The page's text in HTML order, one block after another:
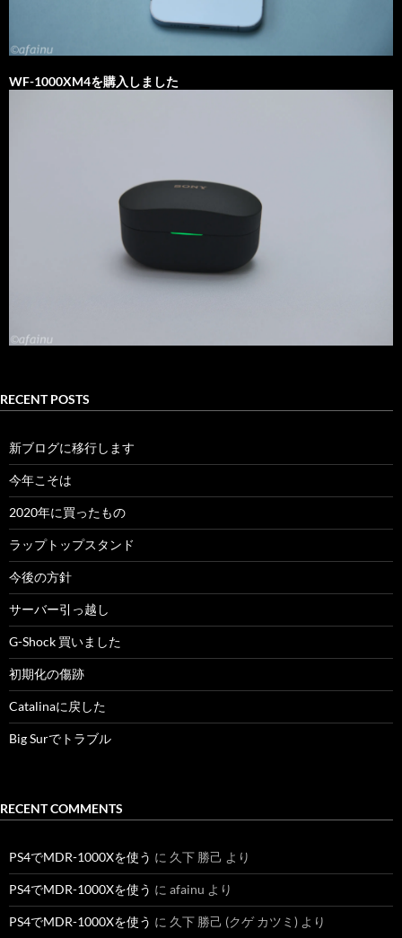
WF-1000XM4を購入しました
RECENT POSTS
新ブログに移行します
今年こそは
2020年に買ったもの
ラップトップスタンド
今後の方針
サーバー引っ越し
G-Shock 買いました
初期化の傷跡
Catalinaに戻した
Big Surでトラブル
RECENT COMMENTS
PS4でMDR-1000Xを使う に 久下 勝己 より
PS4でMDR-1000Xを使う に afainu より
PS4でMDR-1000Xを使う に 久下 勝己 (クゲ カツミ) より